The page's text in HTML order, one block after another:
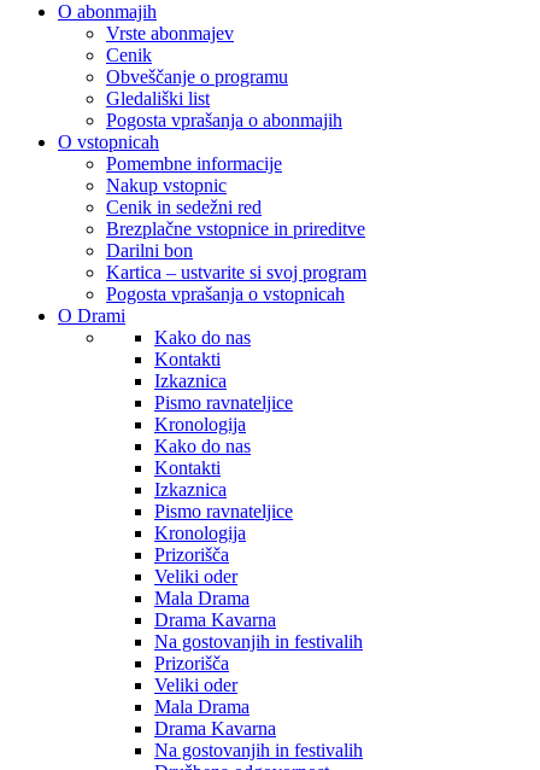
O abonmajih
Vrste abonmajev
Cenik
Obveščanje o programu
Gledališki list
Pogosta vprašanja o abonmajih
O vstopnicah
Pomembne informacije
Nakup vstopnic
Cenik in sedežni red
Brezplačne vstopnice in prireditve
Darilni bon
Kartica – ustvarite si svoj program
Pogosta vprašanja o vstopnicah
O Drami
Kako do nas
Kontakti
Izkaznica
Pismo ravnateljice
Kronologija
Kako do nas
Kontakti
Izkaznica
Pismo ravnateljice
Kronologija
Prizorišča
Veliki oder
Mala Drama
Drama Kavarna
Na gostovanjih in festivalih
Prizorišča
Veliki oder
Mala Drama
Drama Kavarna
Na gostovanjih in festivalih